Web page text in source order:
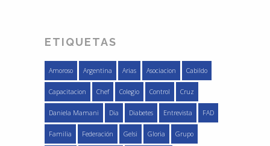
ETIQUETAS
Amoroso Argentina Arias Asociacion Cabildo
Capacitacion Chef Colegio Control Cruz
Daniela Mamani Dia Diabetes Entrevista FAD
Familia Federación Gelsi Gloria Grupo